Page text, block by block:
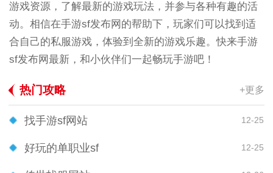
游戏资源，了解最新的游戏玩法，并参与各种有趣的活
动。相信在手游sf发布网的帮助下，玩家们可以找到适
合自己的私服游戏，体验到全新的游戏乐趣。快来手游
sf发布网最新，和小伙伴们一起畅玩手游吧！
热门攻略 +更多
找手游sf网站 12-25
好玩的单职业sf 12-25